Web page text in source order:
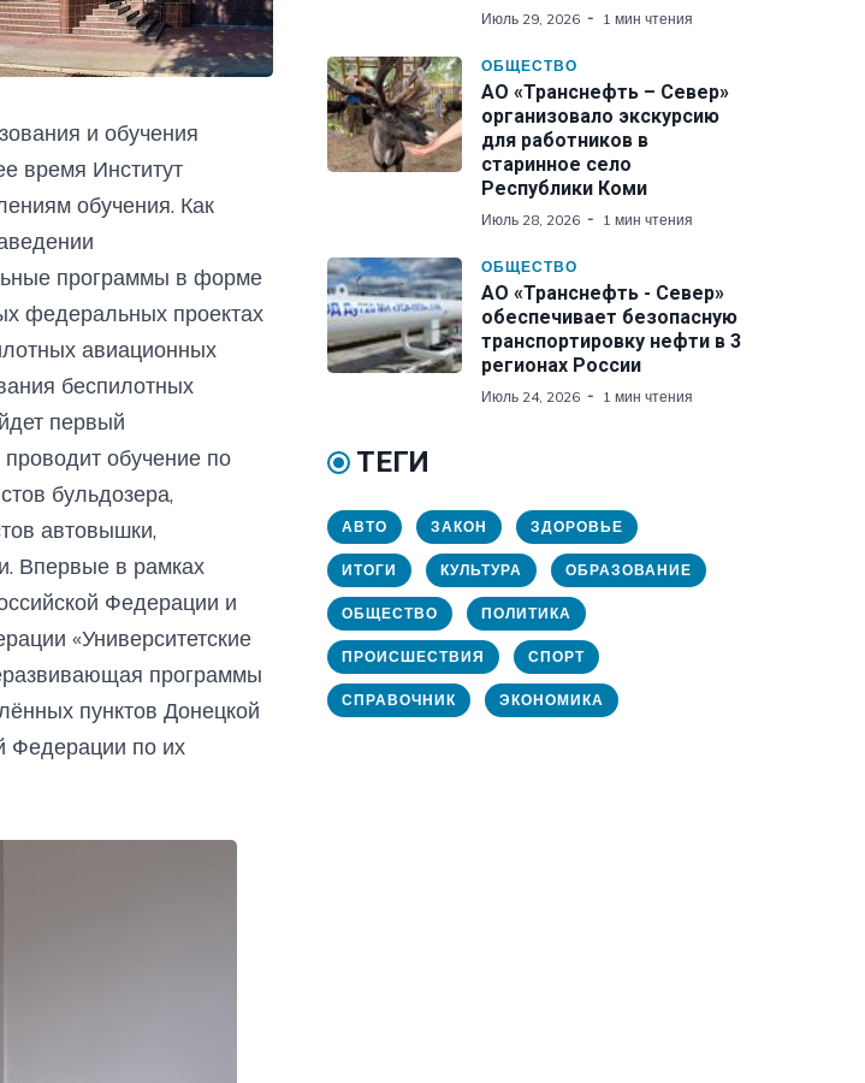
и обучения
время Институт
обучения. Как
программы в форме
федеральных проектах
авиационных
беспилотных
первый
обучение по
бульдозера,
автовышки,
Впервые в рамках
Федерации и
«Университетские
программы
пунктов Донецкой
Федерации по их
Июль 29, 2026 1 мин чтения
ОБЩЕСТВО
АО «Транснефть – Север»
организовало экскурсию
для работников в
старинное село
Республики Коми
Июль 28, 2026 1 мин чтения
ОБЩЕСТВО
АО «Транснефть - Север»
обеспечивает безопасную
транспортировку нефти в 3
регионах России
Июль 24, 2026 1 мин чтения
ТЕГИ
АВТО ЗАКОН ЗДОРОВЬЕ
ИТОГИ КУЛЬТУРА ОБРАЗОВАНИЕ
ОБЩЕСТВО ПОЛИТИКА
ПРОИСШЕСТВИЯ СПОРТ
СПРАВОЧНИК ЭКОНОМИКА